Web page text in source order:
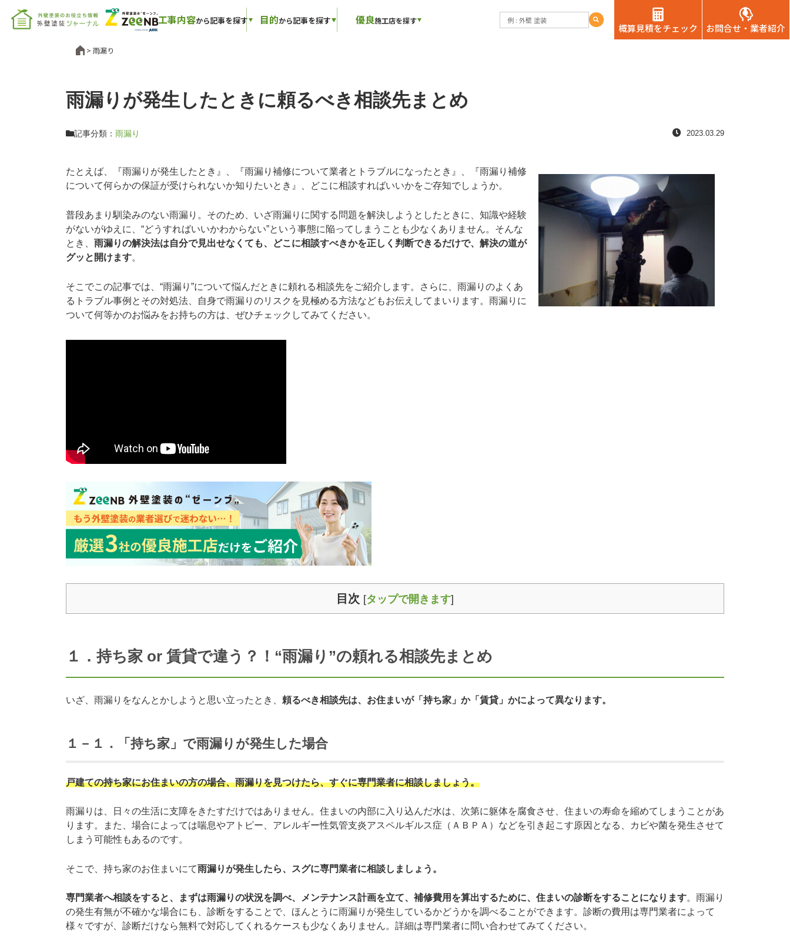
工事内容から記事を探す 目的から記事を探す 優良施工店を探す
概算見積をチェック お問合せ・業者紹介
雨漏り
雨漏りが発生したときに頼るべき相談先まとめ
記事分類： 雨漏り 2023.03.29
たとえば、『雨漏りが発生したとき』、『雨漏り補修について業者とトラブルになったとき』、『雨漏り補修
について何らかの保証が受けられないか知りたいとき』、どこに相談すればいいかをご存知でしょうか。
普段あまり馴染みのない雨漏り。そのため、いざ雨漏りに関する問題を解決しようとしたときに、知識や経験
がないがゆえに、“どうすればいいかわからない”という事態に陥ってしまうことも少なくありません。そんな
とき、 雨漏りの解決法は自分で見出せなくても、どこに相談すべきかを正しく判断できるだけで、解決の道が
グッと開けます。
そこでこの記事では、“雨漏り”について悩んだときに頼れる相談先をご紹介します。さらに、雨漏りのよくあ
るトラブル事例とその対処法、自身で雨漏りのリスクを見極める方法などもお伝えしてまいります。雨漏りに
ついて何等かのお悩みをお持ちの方は、ぜひチェックしてみてください。
目次 [タップで開きます]
１．持ち家 or 賃貸で違う？！“雨漏り”の頼れる相談先まとめ
いざ、雨漏りをなんとかしようと思い立ったとき、 頼るべき相談先は、お住まいが「持ち家」か「賃貸」かによって異なります。
１－１．「持ち家」で雨漏りが発生した場合
戸建ての持ち家にお住まいの方の場合、雨漏りを見つけたら、すぐに専門業者に相談しましょう。
雨漏りは、日々の生活に支障をきたすだけではありません。住まいの内部に入り込んだ水は、次第に躯体を腐食させ、住まいの寿命を縮めてしまうことがあ
ります。また、場合によっては喘息やアトピー、アレルギー性気管支炎アスペルギルス症（ＡＢＰＡ）などを引き起こす原因となる、カビや菌を発生させて
しまう可能性もあるのです。
そこで、持ち家のお住まいにて雨漏りが発生したら、スグに専門業者に相談しましょう。
専門業者へ相談をすると、まずは雨漏りの状況を調べ、メンテナンス計画を立て、補修費用を算出するために、住まいの診断をすることになります。雨漏り
の発生有無が不確かな場合にも、診断をすることで、ほんとうに雨漏りが発生しているかどうかを調べることができます。診断の費用は専門業者によって
様々ですが、診断だけなら無料で対応してくれるケースも少なくありません。詳細は専門業者に問い合わせてみてください。